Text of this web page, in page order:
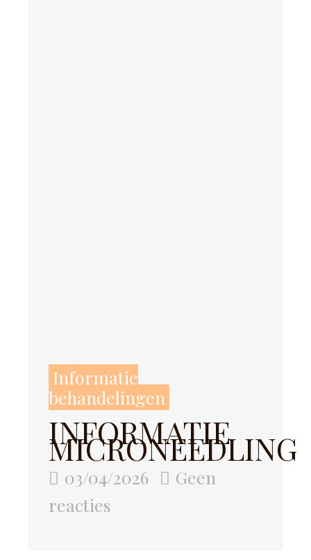
Informatie
behandelingen
INFORMATIE
MICRONEEDLING
03/04/2026
Geen
reacties